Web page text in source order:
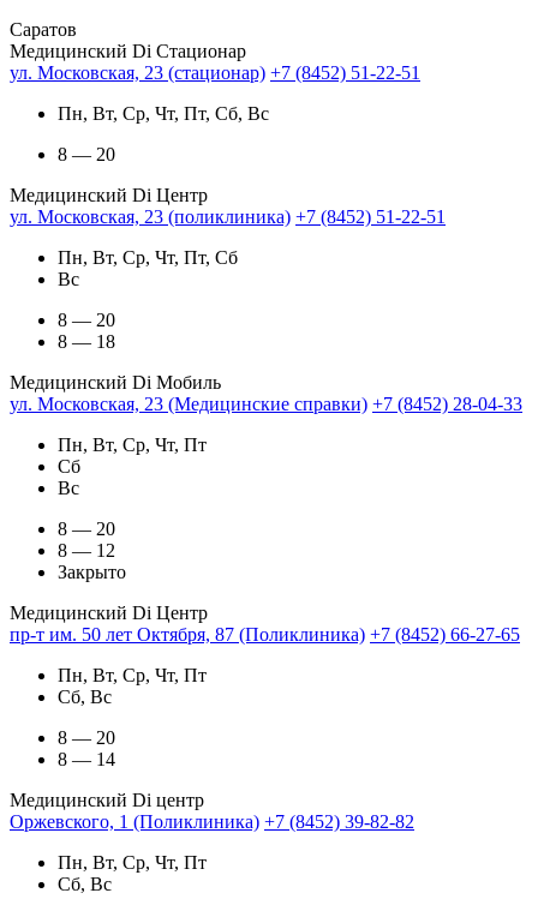
Саратов
Медицинский Di Стационар
ул. Московская, 23 (стационар) +7 (8452) 51-22-51
Пн, Вт, Ср, Чт, Пт, Сб, Вс
8 — 20
Медицинский Di Центр
ул. Московская, 23 (поликлиника) +7 (8452) 51-22-51
Пн, Вт, Ср, Чт, Пт, Сб
Вс
8 — 20
8 — 18
Медицинский Di Мобиль
ул. Московская, 23 (Медицинские справки) +7 (8452) 28-04-33
Пн, Вт, Ср, Чт, Пт
Сб
Вс
8 — 20
8 — 12
Закрыто
Медицинский Di Центр
пр-т им. 50 лет Октября, 87 (Поликлиника) +7 (8452) 66-27-65
Пн, Вт, Ср, Чт, Пт
Сб, Вс
8 — 20
8 — 14
Медицинский Di центр
Оржевского, 1 (Поликлиника) +7 (8452) 39-82-82
Пн, Вт, Ср, Чт, Пт
Сб, Вс